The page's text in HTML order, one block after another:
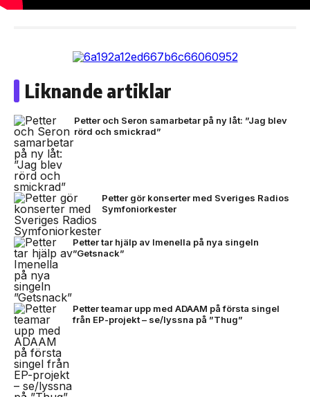
Liknande artiklar
Petter och Seron samarbetar på ny låt: ”Jag blev
rörd och smickrad”
Petter gör konserter med Sveriges Radios
Symfoniorkester
Petter tar hjälp av Imenella på nya singeln
”Getsnack”
Petter teamar upp med ADAAM på första singel
från EP-projekt – se/lyssna på ”Thug”